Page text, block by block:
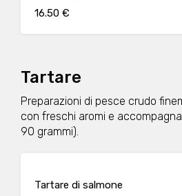
16.50 €
Tartare
Preparazioni di pesce crudo
con freschi aromi e
90 grammi).
Tartare di salmone